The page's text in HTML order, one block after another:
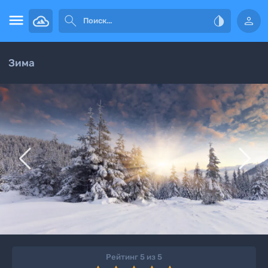
   
Зима
 
Рейтинг 5 из 5